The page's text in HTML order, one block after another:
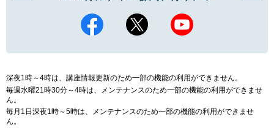
深夜1時～4時は、講座情報更新のため一部の機能の利用ができません。
毎週水曜21時30分～4時は、メンテナンスのため一部の機能の利用ができませ
ん。
毎月1日深夜1時～5時は、メンテナンスのため一部の機能の利用ができませ
ん。